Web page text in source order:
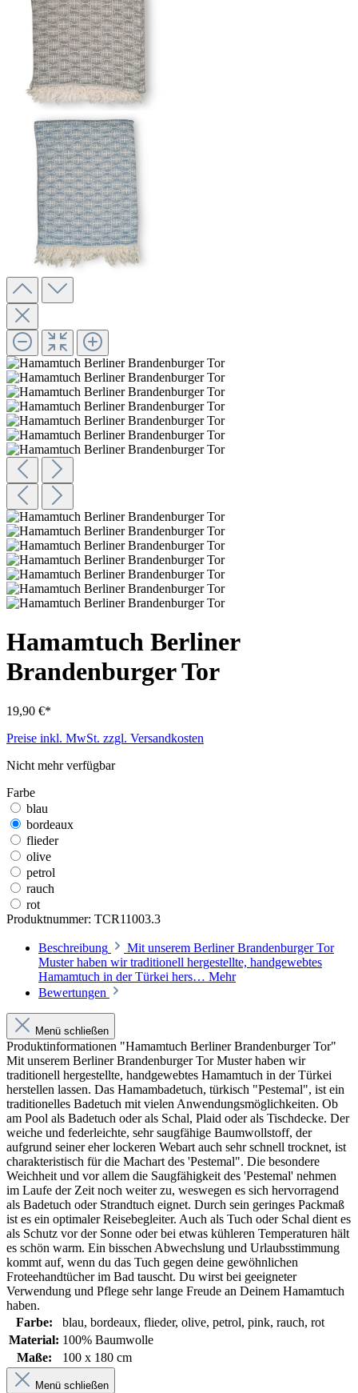
Hamamtuch Berliner
Brandenburger Tor
19,90 €*
Preise inkl. MwSt. zzgl. Versandkosten
Nicht mehr verfügbar
Farbe
blau
bordeaux
flieder
olive
petrol
rauch
rot
Produktnummer: TCR11003.3
Beschreibung
Mit unserem Berliner Brandenburger Tor
Muster haben wir traditionell hergestellte, handgewebtes
Hamamtuch in der Türkei hers… Mehr
Bewertungen
Menü schließen
Produktinformationen "Hamamtuch Berliner Brandenburger Tor"
Mit unserem Berliner Brandenburger Tor Muster haben wir
traditionell hergestellte, handgewebtes Hamamtuch in der Türkei
herstellen lassen. Das Hamambadetuch, türkisch "Pestemal", ist ein
traditionelles Badetuch mit vielen Anwendungsmöglichkeiten. Ob
am Pool als Badetuch oder als Schal, Plaid oder als Tischdecke. Der
weiche und federleichte, sehr saugfähige Baumwollstoff, der
aufgrund seiner eher lockeren Webart auch sehr schnell trocknet, ist
charakteristisch für die Machart des 'Pestemal". Die besondere
Weichheit und vor allem die Saugfähigkeit des 'Pestemal' nehmen
im Laufe der Zeit noch weiter zu, weswegen es sich hervorragend
als Badetuch oder Strandtuch eignet. Durch sein geringes Packmaß
ist es ein optimaler Reisebegleiter. Auch als Tuch oder Schal dient es
als Schutz vor der Sonne oder bei etwas kühleren Temperaturen hält
es schön warm. Ein bisschen Abwechslung und Urlaubsstimmung
kommt auf, wenn du das Tuch gegen deine gewöhnlichen
Froteehandtücher im Bad tauscht. Du wirst bei geeigneter
Verwendung und Pflege sehr lange Freude an Deinem Hamamtuch
haben.
Farbe:
blau, bordeaux, flieder, olive, petrol, pink, rauch, rot
Material: 100% Baumwolle
Maße:
100 x 180 cm
Menü schließen